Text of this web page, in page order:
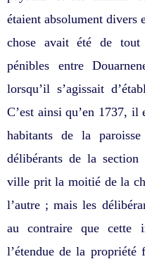
étaient absolument divers
chose avait été de tout
pénibles entre
lorsqu’il s’agissait
C’est ainsi qu’en 1737,
habitants de la
délibérants de la
ville prit la moitié de la
l’autre ; mais les
au contraire que cette
l’étendue de la